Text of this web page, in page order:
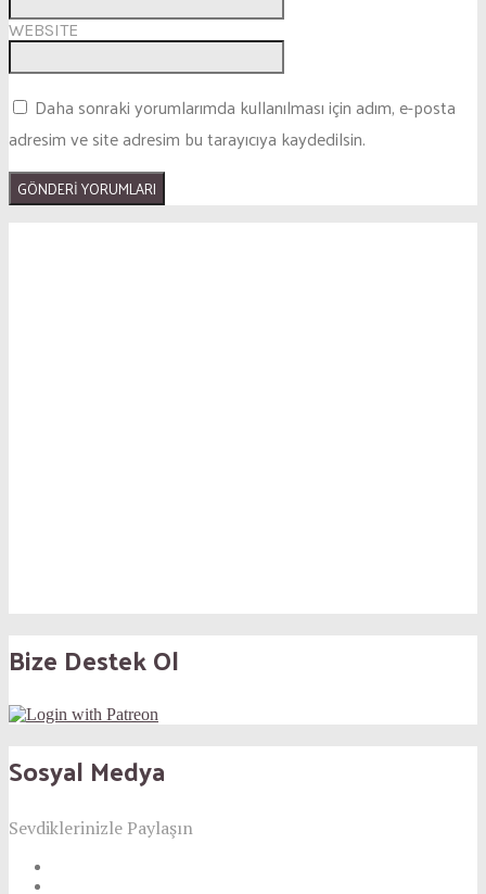
WEBSITE
Daha sonraki yorumlarımda kullanılması için adım, e-posta
adresim ve site adresim bu tarayıcıya kaydedilsin.
Bize Destek Ol
Sosyal Medya
Sevdiklerinizle Paylaşın